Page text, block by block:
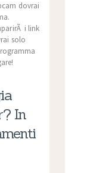
dovrai
i link
solo
In